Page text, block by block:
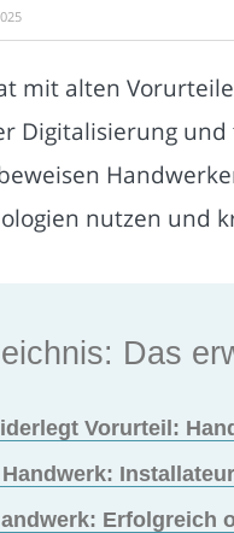
mit alten
Digitalisierung
nutzen und
Das
Vorurteil:
Erfolgreich